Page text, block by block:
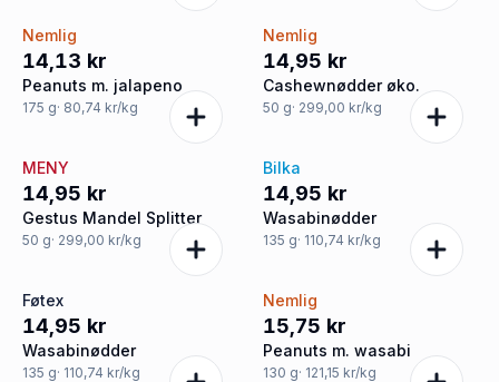
Nemlig
14,13 kr
Peanuts m. jalapeno
175 g· 80,74 kr/kg
Nemlig
14,95 kr
Cashewnødder øko.
50 g· 299,00 kr/kg
MENY
14,95 kr
Gestus Mandel Splitter
50 g· 299,00 kr/kg
Bilka
14,95 kr
Wasabinødder
135 g· 110,74 kr/kg
Føtex
14,95 kr
Wasabinødder
135 g· 110,74 kr/kg
Nemlig
15,75 kr
Peanuts m. wasabi
130 g· 121,15 kr/kg